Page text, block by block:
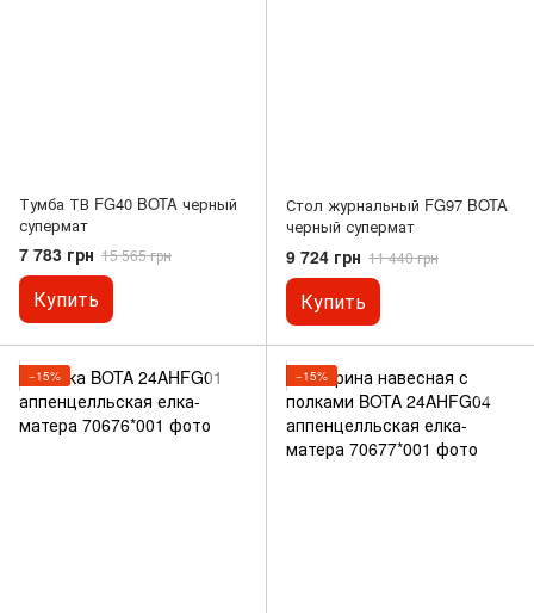
Тумба ТВ FG40 BOTA черный
супермат
7 783 грн 15 565 грн
Купить
Стол журнальный FG97 BOTA
черный супермат
9 724 грн 11 440 грн
Купить
−15% −15%